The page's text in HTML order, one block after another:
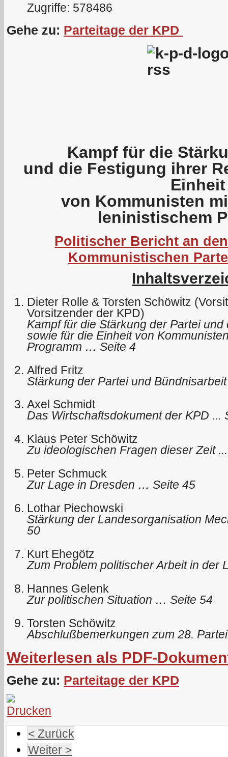
Zugriffe: 578486
Gehe zu: Parteitage der KPD
Kampf für die
und die Festigung ihrer
Einheit
von Kommunisten
leninistischem
Politischer Bericht an
Kommunistischen
Dieter Rolle & Torsten Schöwitz
Vorsitzender der KPD)
Kampf für die Stärkung der Partei
sowie für die Einheit von
Programm … Seite 4
Alfred Fritz
Stärkung der Partei und
Axel Schmidt
Das Wirtschaftsdokument der KPD ...
Klaus Peter Schöwitz
Zu ideologischen Fragen dieser Zeit
Peter Schmuck
Zur Lage in Dresden … Seite 45
Lothar Piechowski
Stärkung der Landesorganisation
50
Kurt Ehegötz
Zum Problem politischer Arbeit in der
Hannes Gelenk
Zur politischen Situation … Seite 54
Torsten Schöwitz
Abschlußbemerkungen zum 28.
Weiterlesen als PDF-
Gehe zu: Parteitage der KPD
< Zurück
Weiter >